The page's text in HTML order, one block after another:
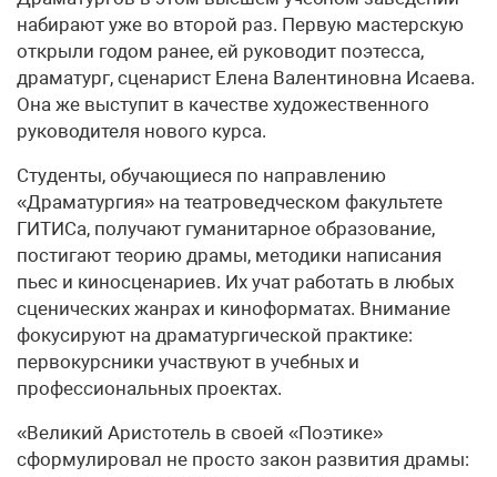
набирают уже во второй раз. Первую мастерскую
открыли годом ранее, ей руководит поэтесса,
драматург, сценарист Елена Валентиновна Исаева.
Она же выступит в качестве художественного
руководителя нового курса.
Студенты, обучающиеся по направлению
«Драматургия» на театроведческом факультете
ГИТИСа, получают гуманитарное образование,
постигают теорию драмы, методики написания
пьес и киносценариев. Их учат работать в любых
сценических жанрах и киноформатах. Внимание
фокусируют на драматургической практике:
первокурсники участвуют в учебных и
профессиональных проектах.
«Великий Аристотель в своей «Поэтике»
сформулировал не просто закон развития драмы: